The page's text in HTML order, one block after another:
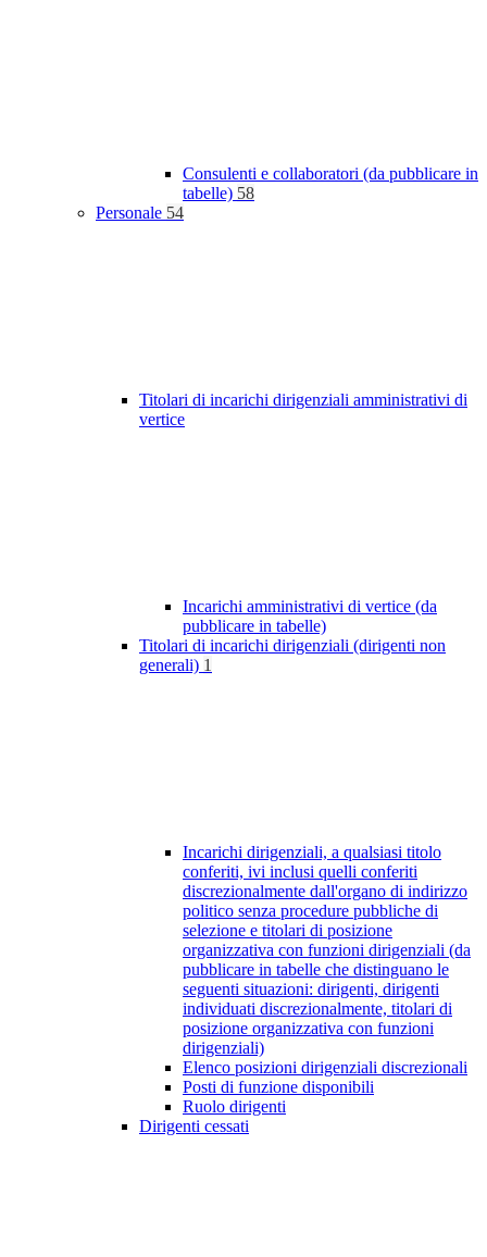
Consulenti e collaboratori (da pubblicare in
tabelle) 58
Personale 54
Titolari di incarichi dirigenziali amministrativi di
vertice
Incarichi amministrativi di vertice (da
pubblicare in tabelle)
Titolari di incarichi dirigenziali (dirigenti non
generali) 1
Incarichi dirigenziali, a qualsiasi titolo
conferiti, ivi inclusi quelli conferiti
discrezionalmente dall'organo di indirizzo
politico senza procedure pubbliche di
selezione e titolari di posizione
organizzativa con funzioni dirigenziali (da
pubblicare in tabelle che distinguano le
seguenti situazioni: dirigenti, dirigenti
individuati discrezionalmente, titolari di
posizione organizzativa con funzioni
dirigenziali)
Elenco posizioni dirigenziali discrezionali
Posti di funzione disponibili
Ruolo dirigenti
Dirigenti cessati